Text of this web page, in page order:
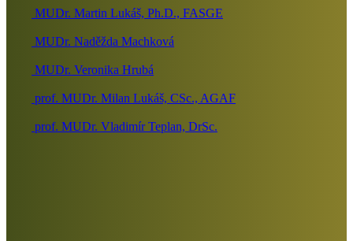
MUDr. Martin Lukáš, Ph.D., FASGE
MUDr. Naděžda Machková
MUDr. Veronika Hrubá
prof. MUDr. Milan Lukáš, CSc., AGAF
prof. MUDr. Vladimír Teplan, DrSc.